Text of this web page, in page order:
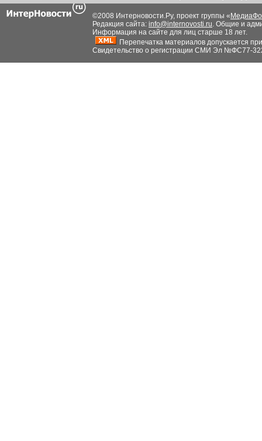
©2008 Интерновости.Ру, проект группы «
Редакция сайта: info@internovosti.ru. Общие и
Информация на сайте для лиц старше 18 лет.
Перепечатка материалов допускается
Свидетельство о регистрации СМИ Эл №ФС77-